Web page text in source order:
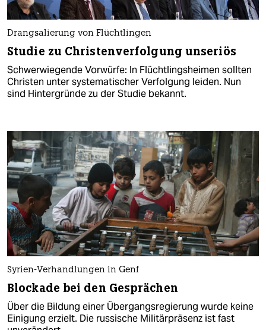
Drangsalierung von Flüchtlingen
Studie zu Christenverfolgung unseriös
Schwerwiegende Vorwürfe: In Flüchtlingsheimen sollten
Christen unter systematischer Verfolgung leiden. Nun
sind Hintergründe zu der Studie bekannt.
Syrien-Verhandlungen in Genf
Blockade bei den Gesprächen
Über die Bildung einer Übergangsregierung wurde keine
Einigung erzielt. Die russische Militärpräsenz ist fast